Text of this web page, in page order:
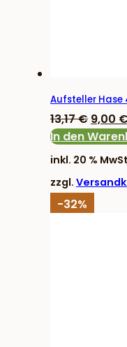
Aufsteller Hase
13,17€
Preis
war:
9,00 €
In den
inkl. 20 %
zzgl.
-32%